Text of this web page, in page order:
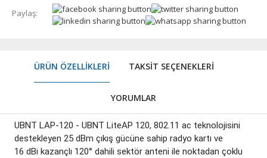
Paylaş:
ÜRÜN ÖZELLIKLERI TAKSIT SEÇENEKLERI
YORUMLAR
UBNT LAP-120 - UBNT LiteAP 120, 802.11 ac teknolojisini
destekleyen 25 dBm çıkış gücüne sahip radyo kartı ve
16 dBi kazançlı 120° dahili sektör anteni ile noktadan çoklu